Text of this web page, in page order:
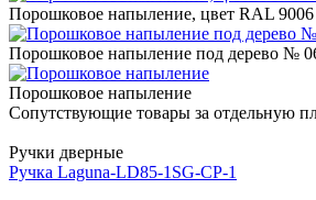
Порошковое напыление, цвет RAL 9006
Порошковое напыление под дерево №
Порошковое напыление
Сопутствующие товары за отдельную
Ручки дверные
Ручка Laguna-LD85-1SG-CP-1